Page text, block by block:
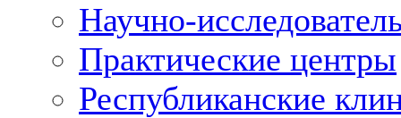
Научно-
Практические центры
Республиканские